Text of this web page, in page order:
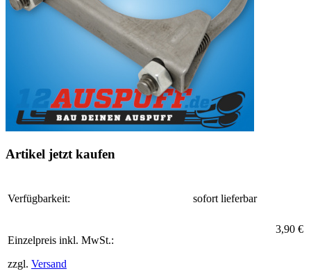
Artikel jetzt kaufen
Verfügbarkeit: sofort lieferbar
Einzelpreis inkl. MwSt.:
zzgl. Versand
3,90 €